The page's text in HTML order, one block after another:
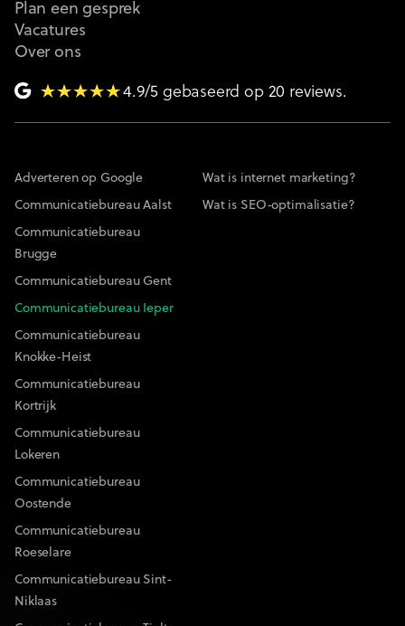
Plan een gesprek
Vacatures
Over ons
4.9/5 gebaseerd op 20 reviews.
Adverteren op Google
Communicatiebureau Aalst
Communicatiebureau
Brugge
Communicatiebureau Gent
Communicatiebureau Ieper
Communicatiebureau
Knokke-Heist
Communicatiebureau
Kortrijk
Communicatiebureau
Lokeren
Communicatiebureau
Oostende
Communicatiebureau
Roeselare
Communicatiebureau Sint-
Niklaas
Wat is internet marketing?
Wat is SEO-optimalisatie?